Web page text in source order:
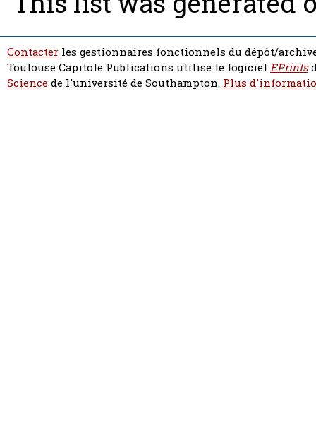
Contacter les gestionnaires fonctionnels du dépôt/
Toulouse Capitole Publications utilise le logiciel EPrints
Sciencede l'université de Southampton. Plus